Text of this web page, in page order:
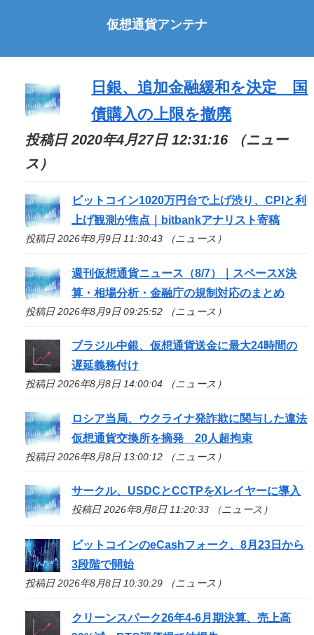
仮想通貨アンテナ
日銀、追加金融緩和を決定 国
債購入の上限を撤廃
投稿日 2020年4月27日 12:31:16 （ニュー
ス）
ビットコイン1020万円台で上げ渋り、CPIと利
上げ観測が焦点｜bitbankアナリスト寄稿
投稿日 2026年8月9日 11:30:43 （ニュース）
週刊仮想通貨ニュース（8/7）｜スペースX決
算・相場分析・金融庁の規制対応のまとめ
投稿日 2026年8月9日 09:25:52 （ニュース）
ブラジル中銀、仮想通貨送金に最大24時間の
遅延義務付け
投稿日 2026年8月8日 14:00:04 （ニュース）
ロシア当局、ウクライナ発詐欺に関与した違法
仮想通貨交換所を摘発 20人超拘束
投稿日 2026年8月8日 13:00:12 （ニュース）
サークル、USDCとCCTPをXレイヤーに導入
投稿日 2026年8月8日 11:20:33 （ニュース）
ビットコインのeCashフォーク、8月23日から
3段階で開始
投稿日 2026年8月8日 10:30:29 （ニュース）
クリーンスパーク26年4-6月期決算、売上高